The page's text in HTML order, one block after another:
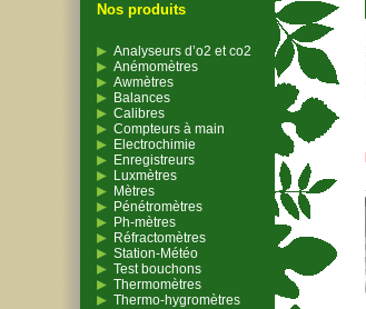
Nos produits
Analyseurs d’o2 et co2
Anémomètres
Awmètres
Balances
Calibres
Compteurs à main
Electrochimie
Enregistreurs
Luxmètres
Mètres
Pénétromètres
Ph-mètres
Réfractomètres
Station-Météo
Test bouchons
Thermomètres
Thermo-hygromètres